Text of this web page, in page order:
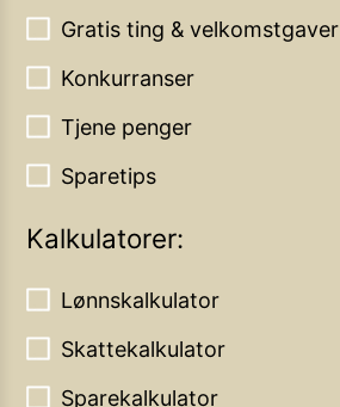
Gratis ting & velkomstgaver
Konkurranser
Tjene penger
Sparetips
Kalkulatorer:
Lønnskalkulator
Skattekalkulator
Sparekalkulator